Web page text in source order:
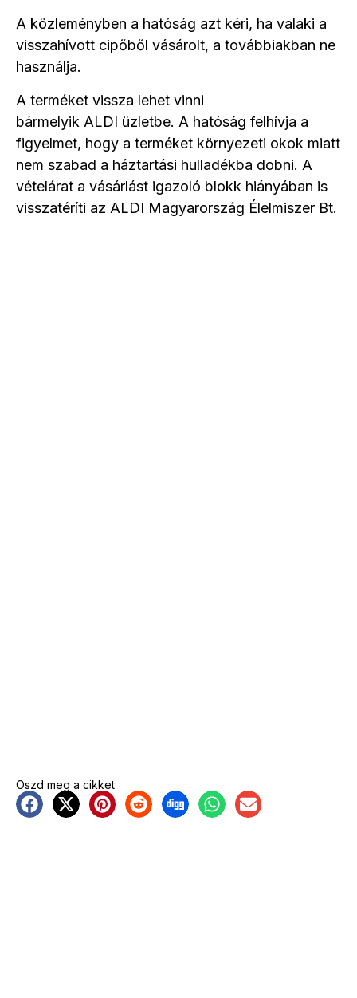
A közleményben a hatóság azt kéri, ha valaki a
visszahívott cipőből vásárolt, a továbbiakban ne
használja.
A terméket vissza lehet vinni
bármelyik ALDI üzletbe. A hatóság felhívja a
figyelmet, hogy a terméket környezeti okok miatt
nem szabad a háztartási hulladékba dobni. A
vételárat a vásárlást igazoló blokk hiányában is
visszatéríti az ALDI Magyarország Élelmiszer Bt.
Oszd meg a cikket